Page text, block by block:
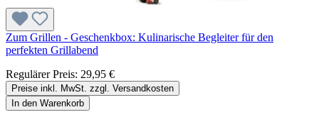
Zum Grillen - Geschenkbox: Kulinarische Begleiter für den
perfekten Grillabend
Regulärer Preis: 29,95 €
Preise inkl. MwSt. zzgl. Versandkosten
In den Warenkorb